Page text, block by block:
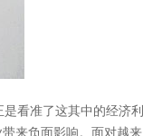
看准了这其中的经济利
来负面影响。面对越来